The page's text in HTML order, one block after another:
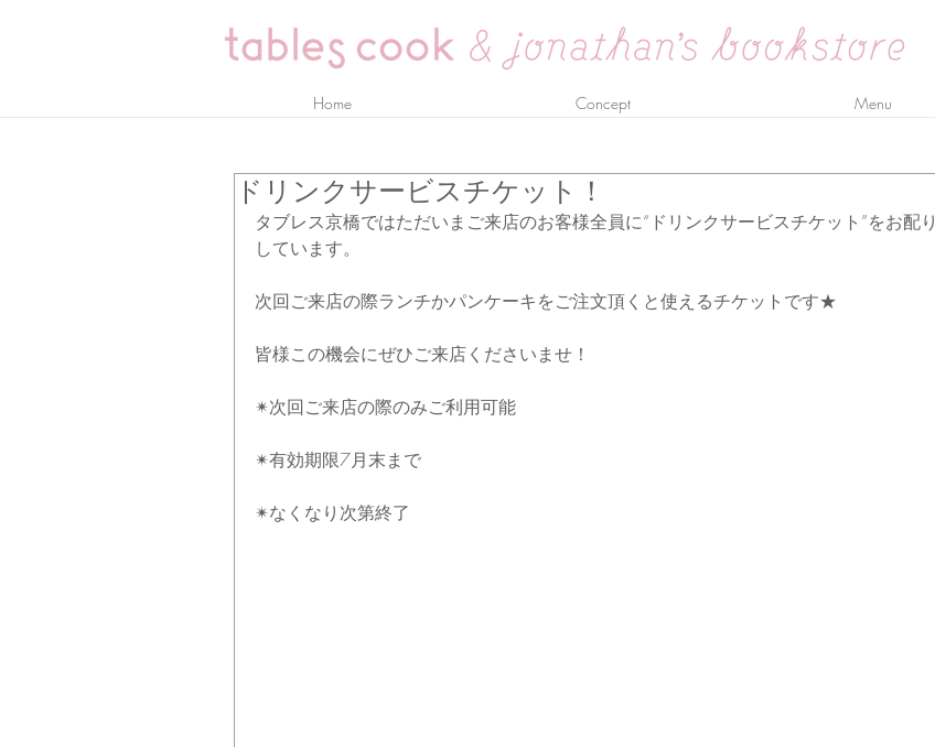
Home Concept Menu
ドリンクサービスチケット！
タブレス京橋ではただいまご来店のお客様全員に“ドリンクサービスチケット”をお配り
しています。
次回ご来店の際ランチかパンケーキをご注文頂くと使えるチケットです★
皆様この機会にぜひご来店くださいませ！
✴︎次回ご来店の際のみご利用可能
✴︎有効期限7月末まで
✴︎なくなり次第終了